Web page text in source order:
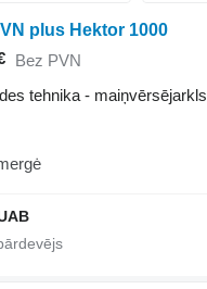
plus Hektor 1000
Bez PVN
tehnika - maiņvērsējarkls